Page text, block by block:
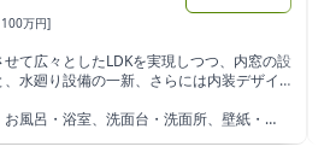
万円]
て広々としたLDKを実現しつつ、内窓の設
水廻り設備の一新、さらには内装デザイ
た住まいにしたい。
風呂・浴室、洗面台・洗面所、壁紙・